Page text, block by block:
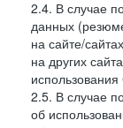
2.4. В случае
данных
на сайте/
на других
2.5. В случае
об